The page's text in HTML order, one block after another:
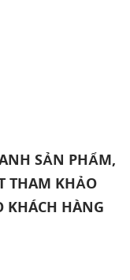
SẢN PHẨM,
THAM KHẢO
KHÁCH HÀNG